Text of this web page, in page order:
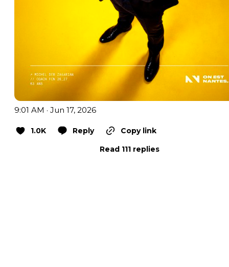
9:01 AM · Jun 17, 2026
1.0K Reply
Copy link
Read 111 replies